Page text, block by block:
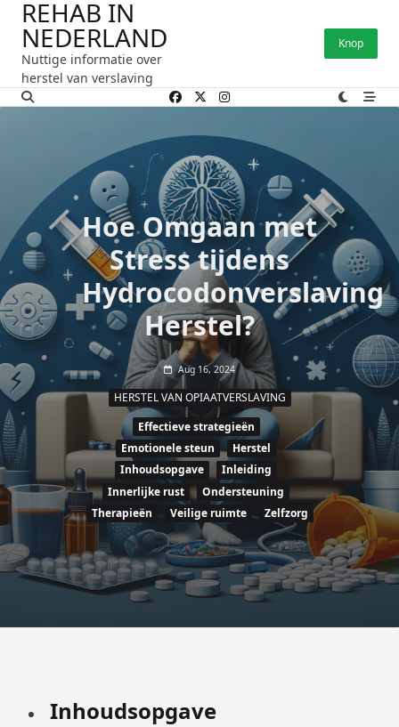
naar
inhoud
REHAB IN
NEDERLAND
Nuttige informatie over
herstel van verslaving
Knop
Hoe Omgaan met
Stress tijdens
Hydrocodonverslaving
Herstel?
Aug 16, 2024
HERSTEL VAN OPIAATVERSLAVING
Effectieve strategieën
Emotionele steun
Herstel
Inhoudsopgave
Inleiding
Innerlijke rust
Ondersteuning
Therapieën
Veilige ruimte Zelfzorg
Inhoudsopgave